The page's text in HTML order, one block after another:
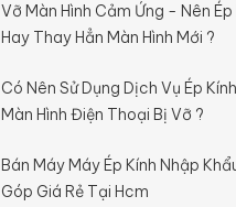
Vỡ Màn Hình Cảm Ứng - Nên Ép
Hay Thay Hẳn Màn Hình Mới ?
Có Nên Sử Dụng Dịch Vụ Ép
Màn Hình Điện Thoại Bị Vỡ ?
Bán Máy Máy Ép Kính Nhập
Góp Giá Rẻ Tại Hcm